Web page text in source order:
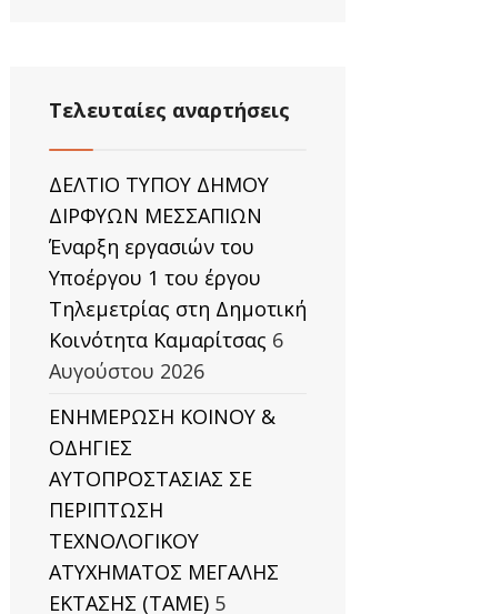
Τελευταίες αναρτήσεις
ΔΕΛΤΙΟ ΤΥΠΟΥ ΔΗΜΟΥ
ΔΙΡΦΥΩΝ ΜΕΣΣΑΠΙΩΝ
Έναρξη εργασιών του
Υποέργου 1 του έργου
Τηλεμετρίας στη Δημοτική
Κοινότητα Καμαρίτσας 6
Αυγούστου 2026
ΕΝΗΜΕΡΩΣΗ ΚΟΙΝΟΥ &
ΟΔΗΓΙΕΣ
ΑΥΤΟΠΡΟΣΤΑΣΙΑΣ ΣΕ
ΠΕΡΙΠΤΩΣΗ
ΤΕΧΝΟΛΟΓΙΚΟΥ
ΑΤΥΧΗΜΑΤΟΣ ΜΕΓΑΛΗΣ
ΕΚΤΑΣΗΣ (TAΜΕ) 5